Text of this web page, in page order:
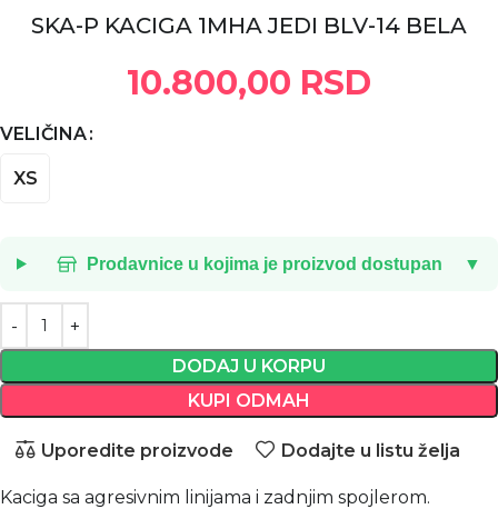
SKA-P KACIGA 1MHA JEDI BLV-14 BELA
10.800,00 RSD
VELIČINA
XS
Prodavnice u kojima je proizvod dostupan ▼
DODAJ U KORPU
KUPI ODMAH
Uporedite proizvode Dodajte u listu želja
Kaciga sa agresivnim linijama i zadnjim spojlerom.